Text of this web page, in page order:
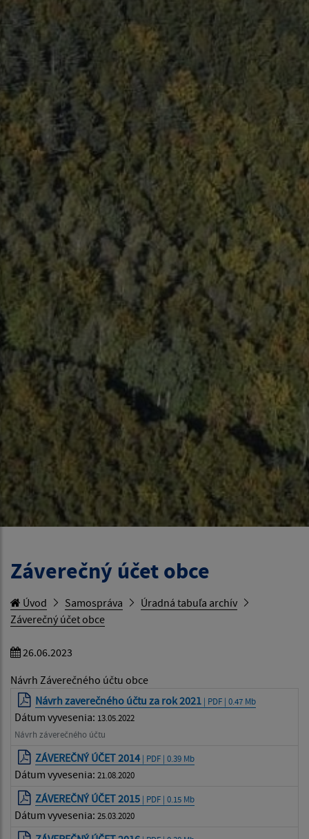
Záverečný účet obce
Úvod Samospráva
Úradná tabuľa archív
Záverečný účet obce
26.06.2023
Návrh Záverečného účtu obce
Návrh zaverečného účtu za rok 2021 | PDF | 0.47 Mb
Dátum vyvesenia: 13.05.2022
Návrh záverečného účtu
ZÁVEREČNÝ ÚČET 2014 | PDF | 0.39 Mb
Dátum vyvesenia: 21.08.2020
ZÁVEREČNÝ ÚČET 2015 | PDF | 0.15 Mb
Dátum vyvesenia: 25.03.2020